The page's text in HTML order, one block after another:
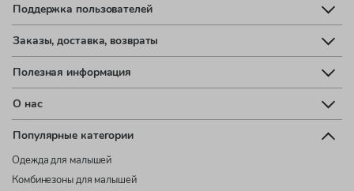
Поддержка пользователей
Заказы, доставка, возвраты
Полезная информация
О нас
Популярные категории
Одежда для малышей
Комбинезоны для малышей